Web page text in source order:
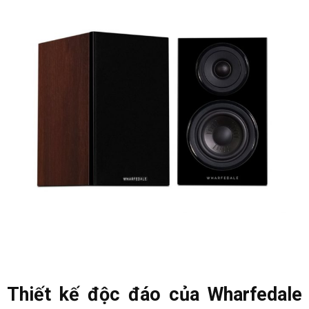
Thiết kế độc đáo của Wharfedale